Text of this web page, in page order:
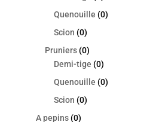
Quenouille (0)
Scion (0)
Pruniers (0)
Demi-tige (0)
Quenouille (0)
Scion (0)
A pepins (0)